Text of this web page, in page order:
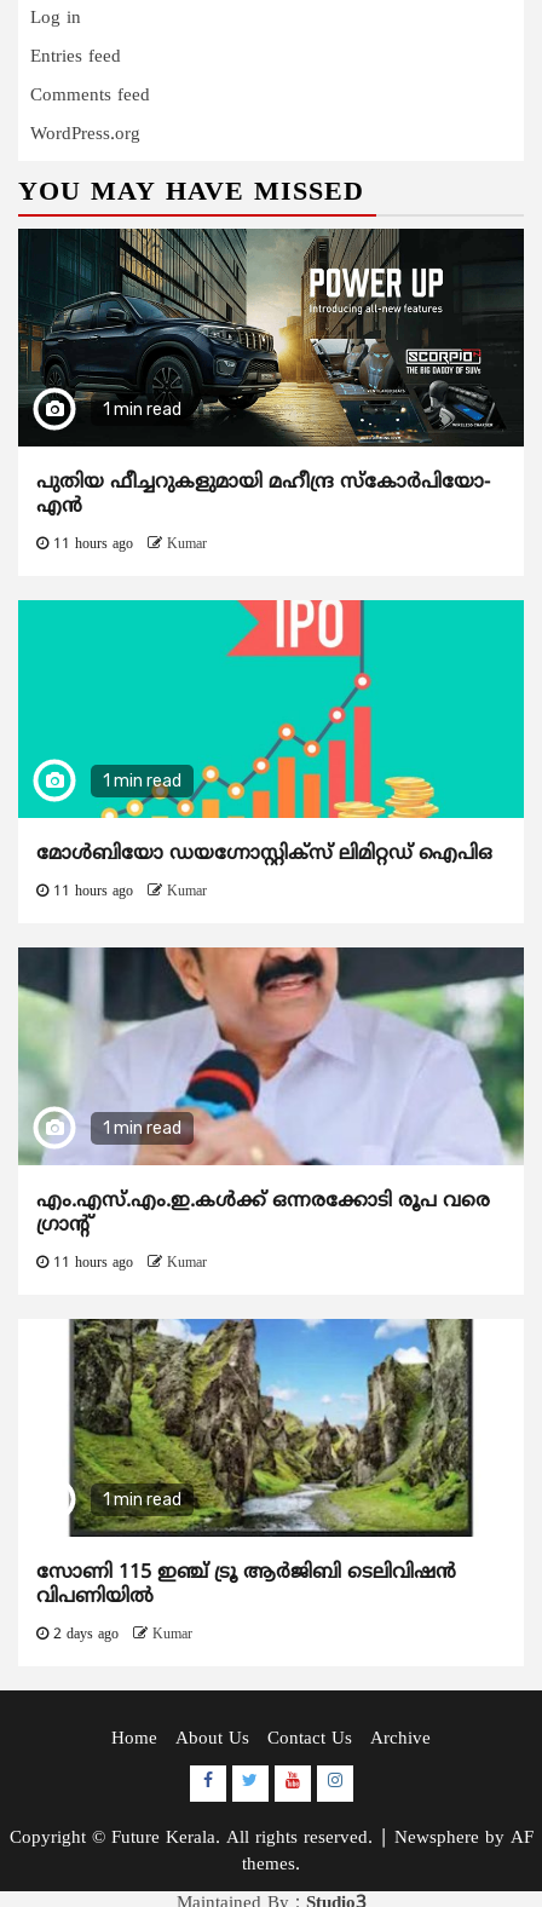
Log in
Entries feed
Comments feed
WordPress.org
YOU MAY HAVE MISSED
1 min read
പുതിയ ഫീച്ചറുകളുമായി മഹീന്ദ്ര സ്കോർപിയോ-
എൻ
11 hours ago Kumar
1 min read
മോൾബിയോ ഡയഗ്നോസ്റ്റിക്സ് ലിമിറ്റഡ് ഐപിഒ
11 hours ago Kumar
1 min read
എം.എസ്.എം.ഇ.കൾക്ക് ഒന്നരക്കോടി രൂപ വരെ
ഗ്രാന്റ്
11 hours ago Kumar
1 min read
സോണി 115 ഇഞ്ച് ട്രൂ ആർജിബി ടെലിവിഷൻ
വിപണിയിൽ
2 days ago Kumar
Home About Us Contact Us Archive
Facebook
TwitterYoutubeInstagram
Copyright © Future Kerala. All rights reserved. Newsphere by AF
themes.